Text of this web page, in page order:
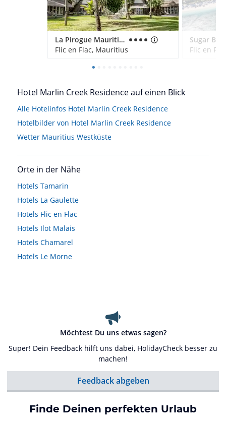
La Pirogue Mauritius
Flic en Flac, Mauritius
Flic en
Hotel Marlin Creek Residence auf einen Blick
Alle Hotelinfos Hotel Marlin Creek Residence
Hotelbilder von Hotel Marlin Creek Residence
Wetter Mauritius Westküste
Orte in der Nähe
Hotels Tamarin
Hotels La Gaulette
Hotels Flic en Flac
Hotels Ilot Malais
Hotels Chamarel
Hotels Le Morne
Möchtest Du uns etwas sagen?
Super! Dein Feedback hilft uns dabei, HolidayCheck besser zu
machen!
Feedback abgeben
Finde Deinen perfekten Urlaub